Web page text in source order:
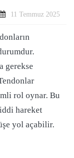
11 Temmuz 2025
gerekse
rol oynar. Bu
hareket
yol açabilir.